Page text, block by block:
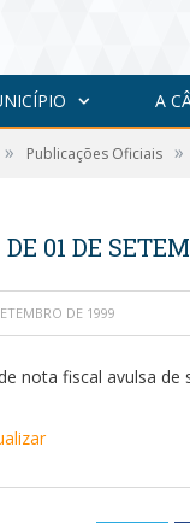
A
» Publicações Oficiais »
01 DE
DE 1999
nota fiscal avulsa de